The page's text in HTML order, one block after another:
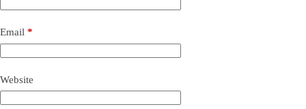
Email *
Website